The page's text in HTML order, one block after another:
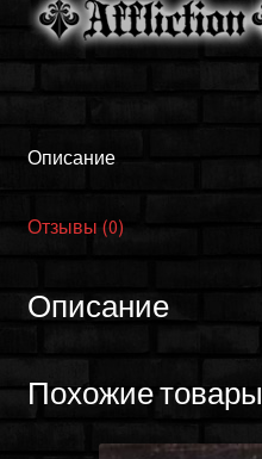
A13915
Описание
Отзывы (0)
Описание
Похожие товары